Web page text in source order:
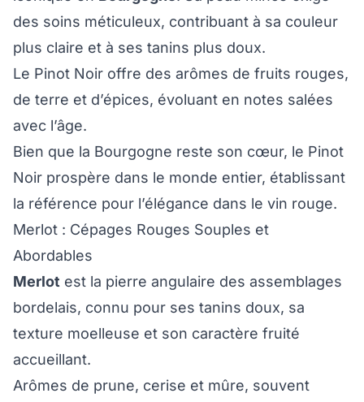
des soins méticuleux, contribuant à sa couleur
plus claire et à ses tanins plus doux.
Le Pinot Noir offre des arômes de fruits rouges,
de terre et d’épices, évoluant en notes salées
avec l’âge.
Bien que la Bourgogne reste son cœur, le Pinot
Noir prospère dans le monde entier, établissant
la référence pour l’élégance dans le vin rouge.
Merlot : Cépages Rouges Souples et
Abordables
Merlot est la pierre angulaire des assemblages
bordelais, connu pour ses tanins doux, sa
texture moelleuse et son caractère fruité
accueillant.
Arômes de prune, cerise et mûre, souvent